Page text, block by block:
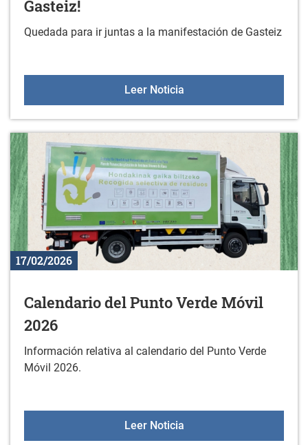
Gasteiz!
Quedada para ir juntas a la manifestación de Gasteiz
Leer NoticiaEl 8 de marzo, vamos
17/02/2026
Calendario del Punto Verde Móvil
2026
Información relativa al calendario del Punto Verde
Móvil 2026.
Leer NoticiaCalendario del Punto